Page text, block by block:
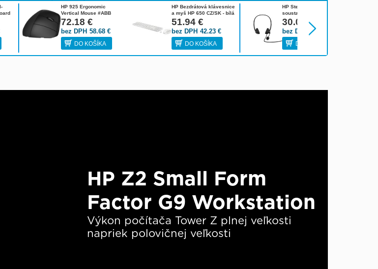
HP 925 Ergonomic
Vertical Mouse #ABB
6H1A5AA#ABB
72.18 €
58.68 €
bez DPH
DO KOŠÍKA
HP Bezdrátová klávesnice
a myš HP 650 CZ/SK - bílá
4R016AA#BCM
51.94 €
42.23 €
bez DPH
DO KOŠÍKA
HP Stereofonní náhlavní
soustava USB G2
428H5AA#ABB
30.05 €
24.43
bez DPH
DO KOŠÍKA
HP Z2 Small Form
Factor G9 Workstation
Výkon počítača Tower Z plnej veľkosti
napriek polovičnej veľkosti